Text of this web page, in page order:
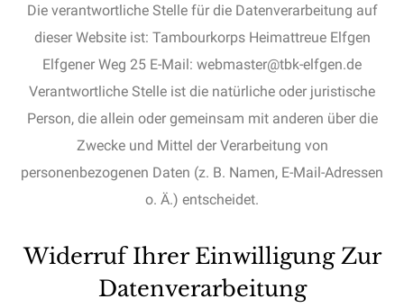
Die verantwortliche Stelle für die Datenverarbeitung auf
dieser Website ist: Tambourkorps Heimattreue Elfgen
Elfgener Weg 25 E-Mail: webmaster@tbk-elfgen.de
Verantwortliche Stelle ist die natürliche oder juristische
Person, die allein oder gemeinsam mit anderen über die
Zwecke und Mittel der Verarbeitung von
personenbezogenen Daten (z. B. Namen, E-Mail-Adressen
o. Ä.) entscheidet.
Widerruf Ihrer Einwilligung Zur
Datenverarbeitung